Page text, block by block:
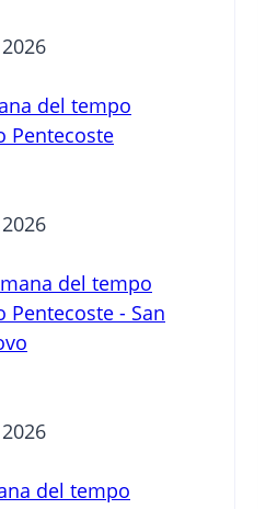
del tempo
Pentecoste
del tempo
- San
del tempo